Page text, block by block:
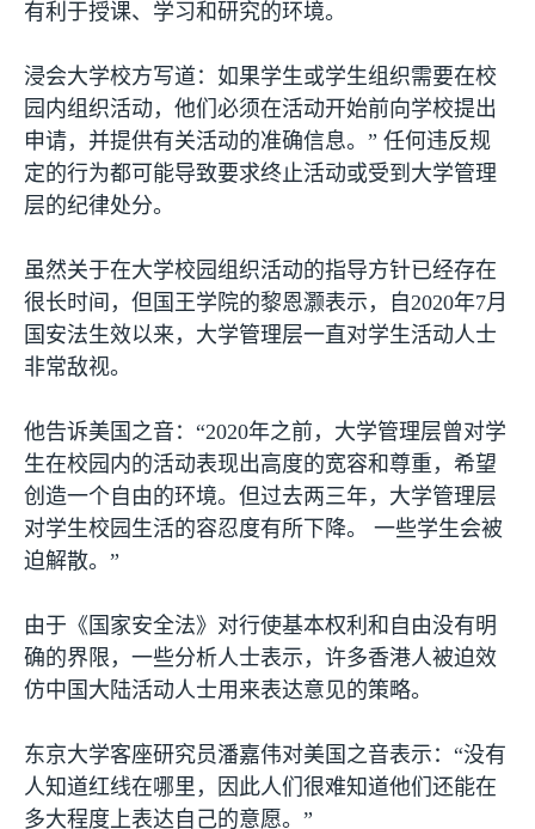
有利于授课、学习和研究的环境。
浸会大学校方写道：如果学生或学生组织需要在校
园内组织活动，他们必须在活动开始前向学校提出
申请，并提供有关活动的准确信息。” 任何违反规
定的行为都可能导致要求终止活动或受到大学管理
层的纪律处分。
虽然关于在大学校园组织活动的指导方针已经存在
很长时间，但国王学院的黎恩灏表示，自 2020年7月
国安法生效以来，大学管理层一直对学生活动人士
非常敌视。
他告诉美国之音：“2020年之前，大学管理层曾对学
生在校园内的活动表现出高度的宽容和尊重，希望
创造一个自由的环境。但过去两三年，大学管理层
对学生校园生活的容忍度有所下降。 一些学生会被
迫解散。”
由于《国家安全法》对行使基本权利和自由没有明
确的界限，一些分析人士表示，许多香港人被迫效
仿中国大陆活动人士用来表达意见的策略。
东京大学客座研究员潘嘉伟对美国之音表示：“没有
人知道红线在哪里，因此人们很难知道他们还能在
多大程度上表达自己的意愿。”